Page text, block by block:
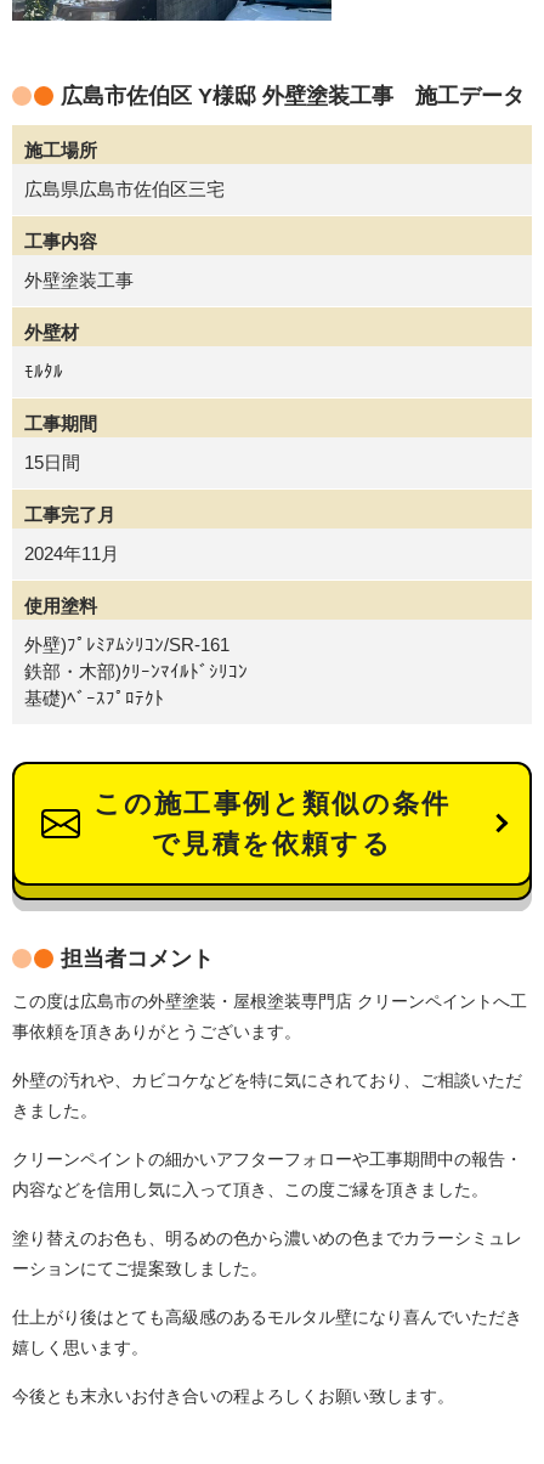
広島市佐伯区 Y様邸 外壁塗装工事 施工データ
施工場所
広島県広島市佐伯区三宅
工事内容
外壁塗装工事
外壁材
ﾓﾙﾀﾙ
工事期間
15日間
工事完了月
2024年11月
使用塗料
外壁)ﾌﾟﾚﾐｱﾑｼﾘｺﾝ/SR-161
鉄部・木部)ｸﾘｰﾝﾏｲﾙﾄﾞｼﾘｺﾝ
基礎)ﾍﾞｰｽﾌﾟﾛﾃｸﾄ
この施工事例と類似の条件
で見積を依頼する
担当者コメント
この度は広島市の外壁塗装・屋根塗装専門店 クリーンペイントへ工
事依頼を頂きありがとうございます。
外壁の汚れや、カビコケなどを特に気にされており、ご相談いただ
きました。
クリーンペイントの細かいアフターフォローや工事期間中の報告・
内容などを信用し気に入って頂き、この度ご縁を頂きました。
塗り替えのお色も、明るめの色から濃いめの色までカラーシミュレ
ーションにてご提案致しました。
仕上がり後はとても高級感のあるモルタル壁になり喜んでいただき
嬉しく思います。
今後とも末永いお付き合いの程よろしくお願い致します。